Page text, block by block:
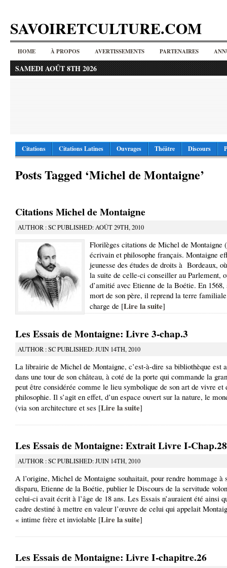
SAVOIRETCULTURE.COM
HOME À PROPOS AVERTISSEMENTS PARTENAIRES
SAMEDI AOÛT 8TH 2026
Citations Citations Latines Ouvrages Théâtre Discours
Posts Tagged ‘Michel de Montaigne’
Citations Michel de Montaigne
AUTHOR : SC PUBLISHED: AOÛT 29TH, 2010
Florilèges citations de Michel de Montaigne
écrivain et philosophe français. Montaigne
jeunesse des études de droits à Bordeaux,
la suite de celle-ci conseiller au Parlement,
d’amitié avec Etienne de la Boétie. En
mort de son père, il reprend la terre
charge de [Lire la suite]
Les Essais de Montaigne: Livre 3-chap.3
AUTHOR : SC PUBLISHED: JUIN 14TH, 2010
La librairie de Michel de Montaigne, c’est-à-dire sa bibliothèque est
dans une tour de son château, à coté de la porte qui commande la
peut être considérée comme le lieu symbolique de son art de vivre et
philosophie. Il s’agit en effet, d’un espace ouvert sur la nature, le
(via son architecture et ses [Lire la suite]
Les Essais de Montaigne: Extrait Livre I-Chap.28
AUTHOR : SC PUBLISHED: JUIN 14TH, 2010
A l’origine, Michel de Montaigne souhaitait, pour rendre hommage à
disparu, Etienne de la Boétie, publier le Discours de la servitude
celui-ci avait écrit à l’âge de 18 ans. Les Essais n’auraient été ainsi
cadre destiné à mettre en valeur l’œuvre de celui qui appelait
« intime frère et inviolable [Lire la suite]
Les Essais de Montaigne: Livre I-chapitre.26